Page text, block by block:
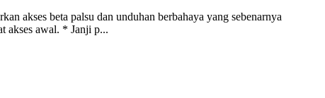
akses beta palsu dan unduhan berbahaya yang sebenarnya
akses awal. * Janji p...